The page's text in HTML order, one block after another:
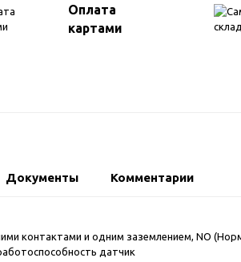
Оплата
картами
Документы Комментарии
контактами и одним заземлением, NO
датчик